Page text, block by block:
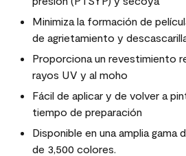
Minimiza la formación de
de agrietamiento y
Proporciona un revestimiento
rayos UV y al moho
Fácil de aplicar y de volver a
tiempo de preparación
Disponible en una amplia gama
de 3,500 colores.